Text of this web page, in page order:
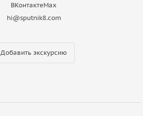
ВКонтактеMax
hi@sputnik8.com
Добавить экскурсию